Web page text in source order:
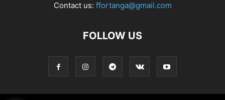
Contact us: ffortanga@gmail.com
FOLLOW US